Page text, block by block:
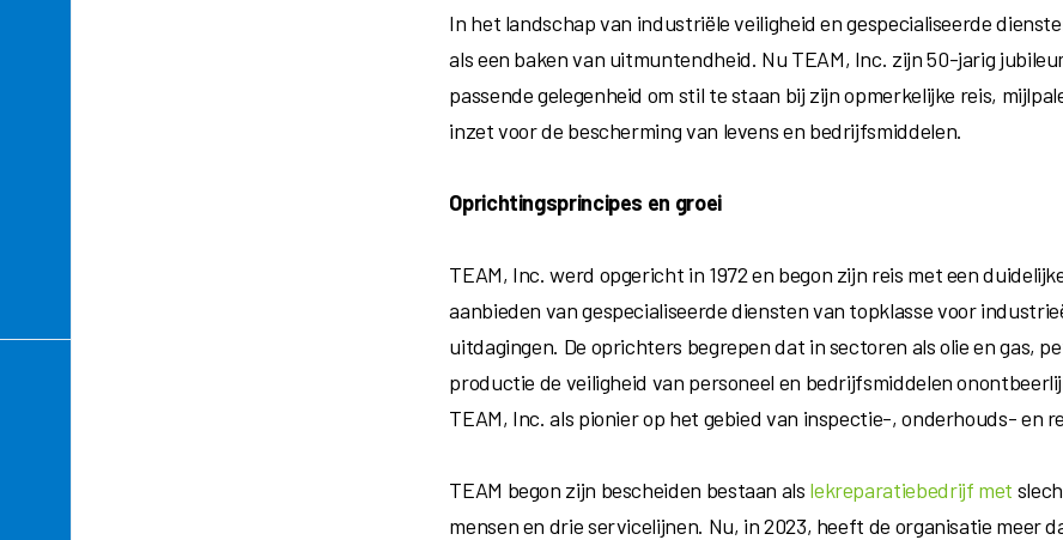
In het landschap van industriële veiligheid en gespecialiseerde
als een baken van uitmuntendheid. Nu TEAM, Inc. zijn 50-jarig
passende gelegenheid om stil te staan bij zijn opmerkelijke reis,
inzet voor de bescherming van levens en bedrijfsmiddelen.
Oprichtingsprincipes en groei
TEAM, Inc. werd opgericht in 1972 en begon zijn reis met een
aanbieden van gespecialiseerde diensten van topklasse voor
uitdagingen. De oprichters begrepen dat in sectoren als olie en gas,
productie de veiligheid van personeel en bedrijfsmiddelen
TEAM, Inc. als pionier op het gebied van inspectie-, onderhouds- en
TEAM begon zijn bescheiden bestaan als lekreparatiebedrijf met
mensen en drie servicelijnen. Nu, in 2023, heeft de organisatie meer